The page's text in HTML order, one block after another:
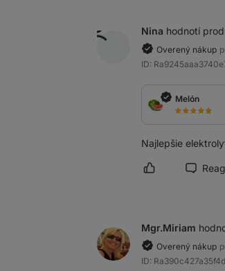
Nina hodnotí
Overený nákup
ID:
Melón
Najlepšie
Označiť
Mgr.Miriam
Overený nákup
ID: